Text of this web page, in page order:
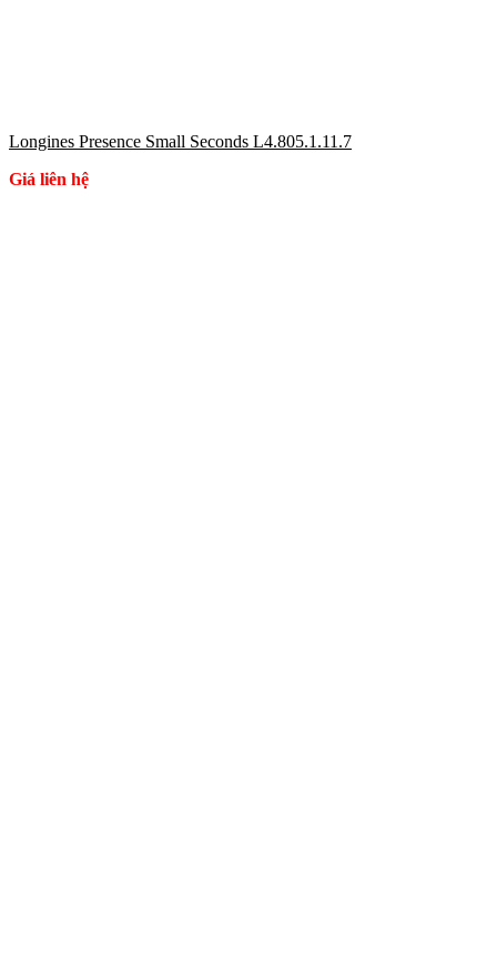
Longines Presence Small Seconds L4.805.1.11.7
Giá liên hệ